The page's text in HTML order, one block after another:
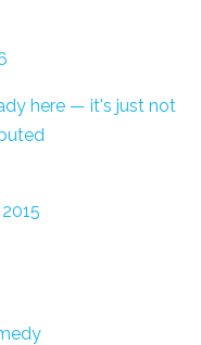
here — it's just not